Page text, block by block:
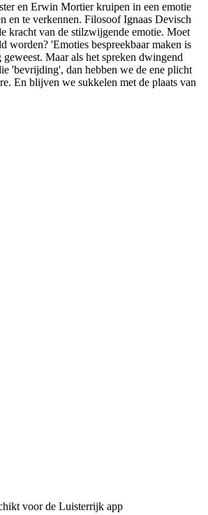
en Erwin Mortier kruipen in een emotie
en te verkennen. Filosoof Ignaas Devisch
kracht van de stilzwijgende emotie. Moet
worden? 'Emoties bespreekbaar maken is
Maar als het spreken dwingend
'bevrijding', dan hebben we de ene plicht
En blijven we sukkelen met de plaats van
voor de Luisterrijk app